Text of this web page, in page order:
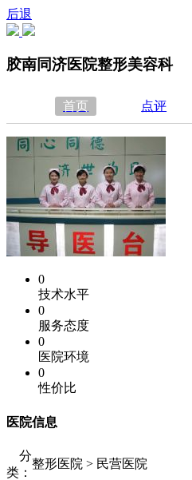
后退
胶南同济医院整形美容科
首页 点评
0
技术水平
0
服务态度
0
医院环境
0
性价比
医院信息
分
类：
整形医院 > 民营医院